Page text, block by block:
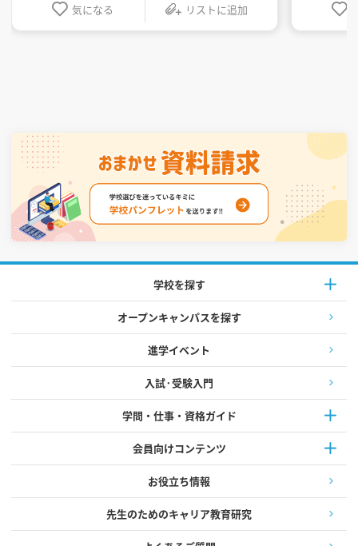
気になる リストに追加
学校を探す
オープンキャンパスを探す
進学イベント
入試·受験入門
学問・仕事・資格ガイド
会員向けコンテンツ
お役立ち情報
先生のためのキャリア教育研究